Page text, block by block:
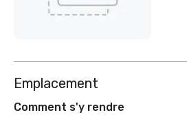
Emplacement
Comment s'y rendre